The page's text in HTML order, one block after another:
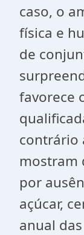
caso, o
física e
de
favorece
contrário
mostram
por
açúcar,
anual